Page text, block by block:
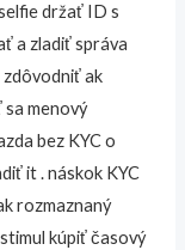
držať ID s
a zladiť správa
ak
menový
bez KYC o
it . náskok KYC
rozmaznaný
kúpiť časový